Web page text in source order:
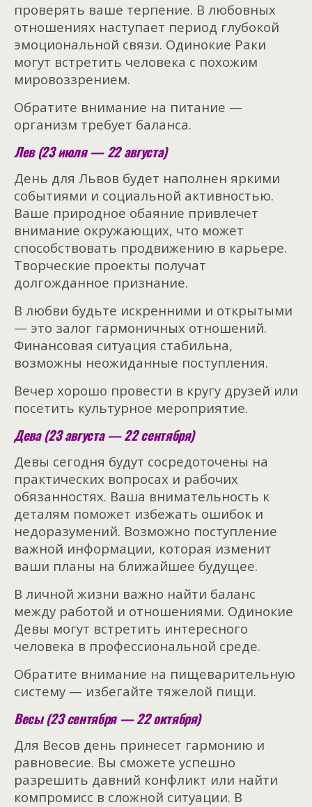
проверять ваше терпение. В любовных
отношениях наступает период глубокой
эмоциональной связи. Одинокие Раки
могут встретить человека с похожим
мировоззрением.
Обратите внимание на питание —
организм требует баланса.
Лев (23 июля — 22 августа)
День для Львов будет наполнен яркими
событиями и социальной активностью.
Ваше природное обаяние привлечет
внимание окружающих, что может
способствовать продвижению в карьере.
Творческие проекты получат
долгожданное признание.
В любви будьте искренними и открытыми
— это залог гармоничных отношений.
Финансовая ситуация стабильна,
возможны неожиданные поступления.
Вечер хорошо провести в кругу друзей или
посетить культурное мероприятие.
Дева (23 августа — 22 сентября)
Девы сегодня будут сосредоточены на
практических вопросах и рабочих
обязанностях. Ваша внимательность к
деталям поможет избежать ошибок и
недоразумений. Возможно поступление
важной информации, которая изменит
ваши планы на ближайшее будущее.
В личной жизни важно найти баланс
между работой и отношениями. Одинокие
Девы могут встретить интересного
человека в профессиональной среде.
Обратите внимание на пищеварительную
систему — избегайте тяжелой пищи.
Весы (23 сентября — 22 октября)
Для Весов день принесет гармонию и
равновесие. Вы сможете успешно
разрешить давний конфликт или найти
компромисс в сложной ситуации. В